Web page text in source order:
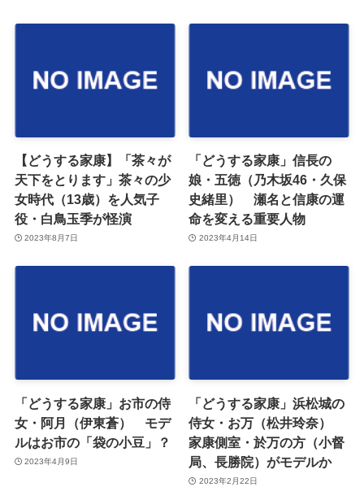
【どうする家康】「茶々が
天下をとります」茶々の少
女時代（13歳）を人気子
役・白鳥玉季が怪演
2023年8月7日
「どうする家康」信長の
娘・五徳（乃木坂46・久保
史緒里） 瀬名と信康の運
命を変える重要人物
2023年4月14日
「どうする家康」お市の侍
女・阿月（伊東蒼） モデ
ルはお市の「袋の小豆」？
2023年4月9日
「どうする家康」浜松城の
侍女・お万（松井玲奈）
家康側室・於万の方（小督
局、長勝院）がモデルか
2023年2月22日